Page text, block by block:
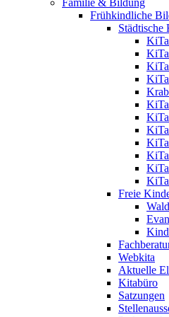
Familie & Bildung
Frühkindliche
Städtische
Freie
Webkita
Aktuelle
Kitabüro
Satzungen